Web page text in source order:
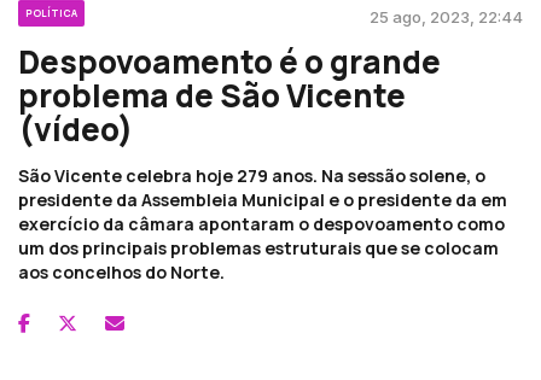
POLÍTICA 25 ago, 2023, 22:44
Despovoamento é o grande
problema de São Vicente
(vídeo)
São Vicente celebra hoje 279 anos. Na sessão solene, o
presidente da Assembleia Municipal e o presidente da em
exercício da câmara apontaram o despovoamento como
um dos principais problemas estruturais que se colocam
aos concelhos do Norte.